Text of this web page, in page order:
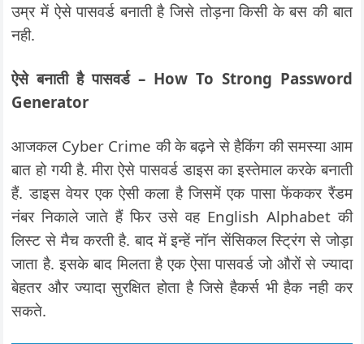
उम्र में ऐसे पासवर्ड बनाती है जिसे तोड़ना किसी के बस की बात
नही.
ऐसे बनाती है पासवर्ड – How To Strong Password
Generator
आजकल Cyber Crime की के बढ़ने से हैकिंग की समस्या आम
बात हो गयी है. मीरा ऐसे पासवर्ड डाइस का इस्तेमाल करके बनाती
हैं. डाइस वेयर एक ऐसी कला है जिसमें एक पासा फेंककर रैंडम
नंबर निकाले जाते हैं फिर उसे वह English Alphabet की
लिस्ट से मैच करती है. बाद में इन्हें नॉन सेंसिकल स्ट्रिंग से जोड़ा
जाता है. इसके बाद मिलता है एक ऐसा पासवर्ड जो औरों से ज्यादा
बेहतर और ज्यादा सुरक्षित होता है जिसे हैकर्स भी हैक नही कर
सकते.